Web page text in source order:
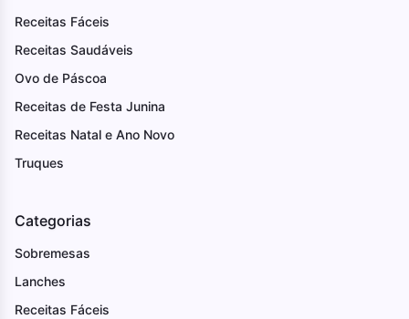
Receitas Fáceis
Receitas Saudáveis
Ovo de Páscoa
Receitas de Festa Junina
Receitas Natal e Ano Novo
Truques
Categorias
Sobremesas
Lanches
Receitas Fáceis